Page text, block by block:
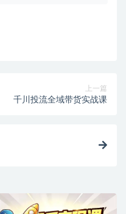
上一篇
千川投流全域带货实战课